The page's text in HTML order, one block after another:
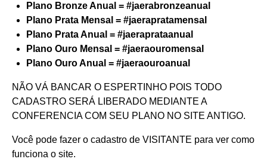
Plano Bronze Anual = #jaerabronzeanual
Plano Prata Mensal = #jaerapratamensal
Plano Prata Anual = #jaeraprataanual
Plano Ouro Mensal = #jaeraouromensal
Plano Ouro Anual = #jaeraouroanual
NÃO VÁ BANCAR O ESPERTINHO POIS TODO
CADASTRO SERÁ LIBERADO MEDIANTE A
CONFERENCIA COM SEU PLANO NO SITE ANTIGO.
Você pode fazer o cadastro de VISITANTE para ver como
funciona o site.